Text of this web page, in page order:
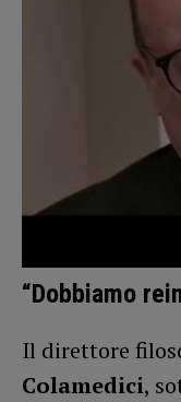
“Dobbiamo
Il direttore
Colamedici,